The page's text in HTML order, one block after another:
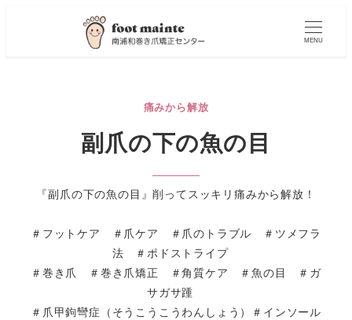
MENU
痛みから解放
副爪の下の魚の目
『副爪の下の魚の目』削ってスッキリ痛みから解放！
＃フットケア ＃爪ケア ＃爪のトラブル ＃ツメフラ
法 ＃ポドストライプ
＃巻き爪 ＃巻き爪矯正 ＃角質ケア ＃魚の目 ＃ガ
サガサ踵
＃爪甲鉤彎症（そうこうこうわんしょう）＃インソール